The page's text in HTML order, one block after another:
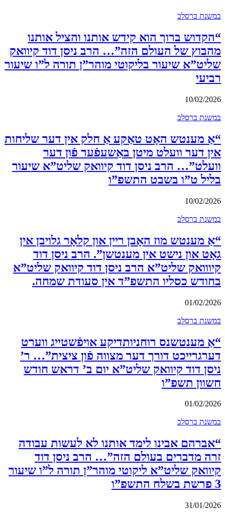
במשנת ברסלב
“הקדוש ברוך הוא קידש אותנו והציל אותנו
מהבוץ של העולם הזה”… הרב ניסן דוד קיוואק
שליט”א שיעור בליקוטי מוהר”ן תורה ל”ו שיעור
רביעי
10/02/2026
במשנת ברסלב
“אַ מענטש האָט טאַקע אַ חלק אין דער שליחות
אין דער וועלט מיטן באַשעפֿער פֿון דער
וועלט”… הרב ניסן דוד קיוואק שליט”א שיעור
בליל ט”ו בשבט התשפ”ו
10/02/2026
במשנת ברסלב
“אַ מענטש מוז האָבן ריין און קלאָר גלויבן אין
גאָט און נישט אין מענטשן”. הרב ניסן דוד
קיווואק שליט”א הרב ניסן דוד קיוואק שליט”א
בחודש כסליו התשפ”ד אין סעודת שמחה.
01/02/2026
במשנת ברסלב
“אַ מענטשנס רוחניותדיקע אויפֿשטייג ווערט
דערגרייכט דורך דער מצווה פֿון ציצית”… ר’
ניסן דוד קיוואק שליט”א יום ב’ דראש חודש
חשוון תשפ”ו
01/02/2026
במשנת ברסלב
“אברהם אבינו לימד אותנו לא לעשות עבודה
זרה מדברים בעולם הזה”… הרב ניסן דוד
קיוואק שליט”א ליקוטי מוהר”ן תורה ל”ו שיעור
3 פרשת בשלח התשפ”ו
31/01/2026